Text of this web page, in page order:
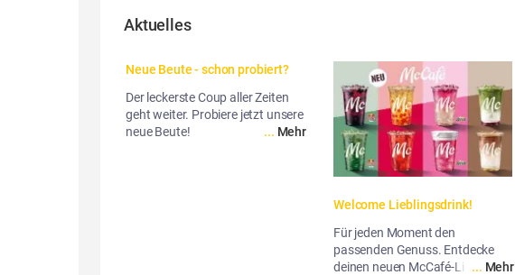
Aktuelles
Neue Beute - schon probiert?
Der leckerste Coup aller Zeiten
geht weiter. Probiere jetzt unsere
neue Beute!
... Mehr
Welcome Lieblingsdrink!
Für jeden Moment den
passenden Genuss. Entdecke
deinen neuen McCafé-Liebling!
... Mehr